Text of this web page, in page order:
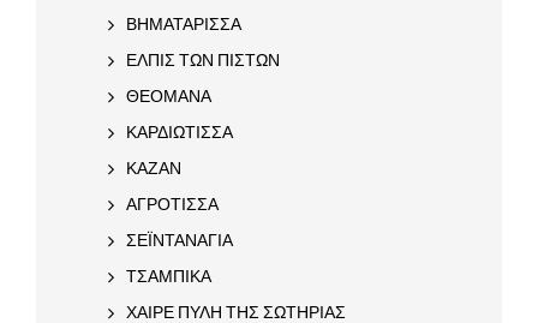
ΒΗΜΑΤΑΡΙΣΣΑ
ΕΛΠΙΣ ΤΩΝ ΠΙΣΤΩΝ
ΘΕΟΜΑΝΑ
ΚΑΡΔΙΩΤΙΣΣΑ
ΚΑΖΑΝ
ΑΓΡΟΤΙΣΣΑ
ΣΕΪΝΤΑΝΑΓΙΑ
ΤΣΑΜΠΙΚΑ
ΧΑΙΡΕ ΠΥΛΗ ΤΗΣ ΣΩΤΗΡΙΑΣ